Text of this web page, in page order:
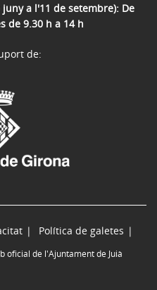
a l'11 de setembre): De
de 9.30 h a 14 h
Política de galetes
oficial de l'Ajuntament de Juià
de: